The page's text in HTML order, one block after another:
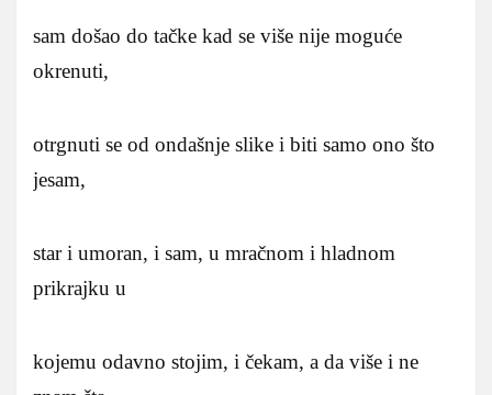
sam došao do tačke kad se više nije moguće
okrenuti,
otrgnuti se od ondašnje slike i biti samo ono što
jesam,
star i umoran, i sam, u mračnom i hladnom
prikrajku u
kojemu odavno stojim, i čekam, a da više i ne